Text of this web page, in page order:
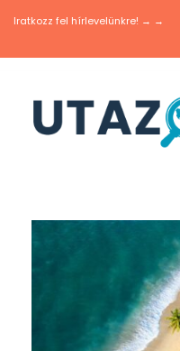
Iratkozz fel hírlevelünkre! → →